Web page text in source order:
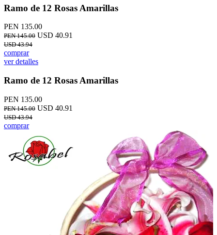
Ramo de 12 Rosas Amarillas
PEN 135.00
PEN 145.00 USD 40.91
USD 43.94
comprar
ver detalles
Ramo de 12 Rosas Amarillas
PEN 135.00
PEN 145.00 USD 40.91
USD 43.94
comprar